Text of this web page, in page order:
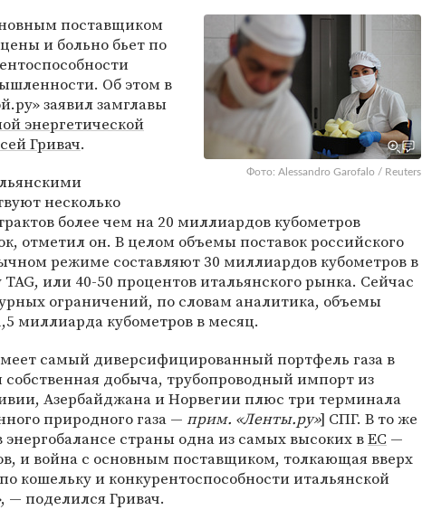
Фото: Alessandro Garofalo / Reuters
поставщиком
и больно бьет по
Об этом в
заявил замглавы
энергетической
Гривач.
несколько
более чем на 20 миллиардов кубометров
отметил он. В целом объемы поставок российского
режиме составляют 30 миллиардов кубометров в
TAG, или 40-50 процентов итальянского рынка. Сейчас
ограничений, по словам аналитика, объемы
миллиарда кубометров в месяц.
самый диверсифицированный портфель газа в
добыча, трубопроводный импорт из
Азербайджана и Норвегии плюс три терминала
природного газа — прим. «Ленты.ру»] СПГ. В то же
энергобалансе страны одна из самых высоких вЕС —
и война с основным поставщиком, толкающая вверх
кошельку и конкурентоспособности итальянской
поделился Гривач.